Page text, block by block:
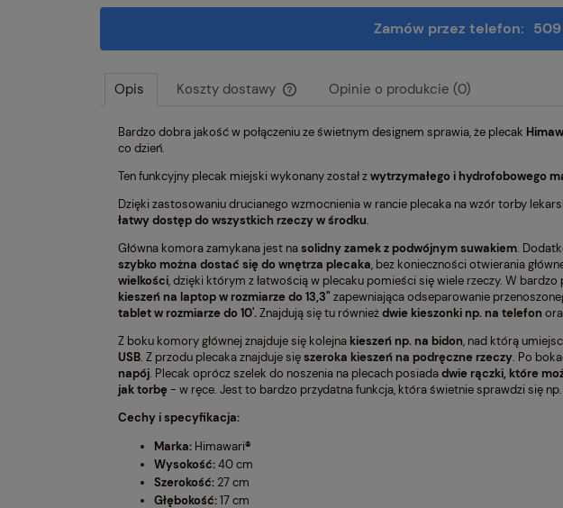
Zamów przez telefon:
Opis Koszty dostawy
Cena nie zawiera ewentualnych kosztów
Opinie o produkcie (0)
Bardzo dobra jakość w połączeniu ze świetnym designem sprawia, że plecak
co dzień.
Ten funkcyjny plecak miejski wykonany został zwytrzymałego i hydrofobowego
Dzięki zastosowaniu drucianego wzmocnienia w rancie plecaka na wzór torby
łatwy dostęp do wszystkich rzeczy w środku.
Główna komora zamykana jest nasolidny zamek z podwójnym suwakiem.
szybko można dostać się do wnętrza plecaka, bez konieczności otwierania
wielkości, dzięki którym z łatwością w plecaku pomieści się wiele rzeczy. W
kieszeń na laptop w rozmiarze do 13,3" zapewniająca odseparowanie
tablet w rozmiarze do 10'.Znajdują się tu równieżdwie kieszonki np. na telefon
Z boku komory głównej znajduje się kolejna kieszeń np. na bidon, nad którą
USB. Z przodu plecaka znajduje sięszeroka kieszeń na podręczne rzeczy. Po
napój. Plecak oprócz szelek do noszenia na plecach posiadadwie rączki, które
jak torbę- w ręce. Jest to bardzo przydatna funkcja, która świetnie sprawdzi się
Cechy i specyfikacja:
Marka: Himawari®
Wysokość:40 cm
Szerokość: 27 cm
Głębokość:17 cm